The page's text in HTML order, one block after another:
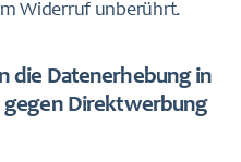
Widerruf unberührt.
die Datenerhebung in
gegen Direktwerbung